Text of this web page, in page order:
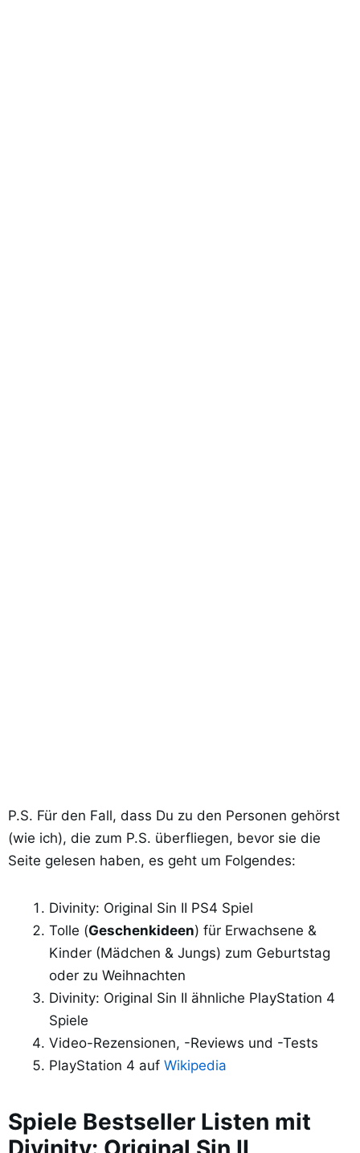
P.S. Für den Fall, dass Du zu den Personen gehörst
(wie ich), die zum P.S. überfliegen, bevor sie die
Seite gelesen haben, es geht um Folgendes:
Divinity: Original Sin II PS4 Spiel
Tolle (Geschenkideen) für Erwachsene &
Kinder (Mädchen & Jungs) zum Geburtstag
oder zu Weihnachten
Divinity: Original Sin II ähnliche PlayStation 4
Spiele
Video-Rezensionen, -Reviews und -Tests
PlayStation 4 auf Wikipedia
Spiele Bestseller Listen mit